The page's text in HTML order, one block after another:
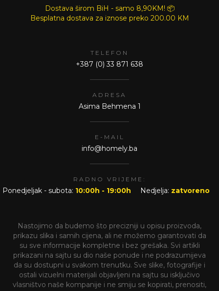
Dostava širom BiH - samo 8,90KM! 📦
Besplatna dostava za iznose preko 200.00 KM
TELEFON
+387 (0) 33 871 638
ADRESA
Asima Behmena 1
E-MAIL
info@homely.ba
RADNO VRIJEME:
Ponedjeljak - subota: 10:00h - 19:00h Nedjelja: zatvoreno
Nastojimo da budemo što precizniji u opisu proizvoda,
prikazu slika i samih cijena, ali ne možemo garantovati da
su sve informacije kompletne i bez grešaka. Svi artikli
prikazani na sajtu su dio naše ponude i ne podrazumijeva
da su dostupni u svakom trenutku. Sve slike, fotografije i
ostali vizuelni materijali objavljeni na sajtu su isključivo
vlasništvo naše kompanije i ne smiju se kopirati, prenositi,